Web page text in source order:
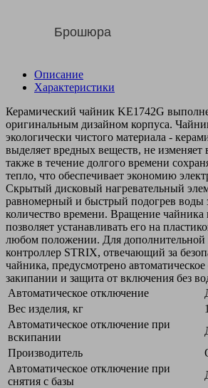
Брошюра
Описание
Характеристики
Керамический чайник KE1742G
оригинальным дизайном корпуса.
экологически чистого материала -
выделяет вредных веществ, не изменяет
также в течение долгого времени
тепло, что обеспечивает экономию
Скрытый дисковый нагревательный
равномерный и быстрый подогрев воды
количество времени. Вращение чайника
позволяет устанавливать его на
любом положении. Для дополнительной
контроллер STRIX, отвечающий за
чайника, предусмотрено
закипании и защита от включения без
Автоматическое отключение
Вес изделия, кг
Автоматическое отключение при
вскипании
Производитель
Автоматическое отключение при
снятия с базы